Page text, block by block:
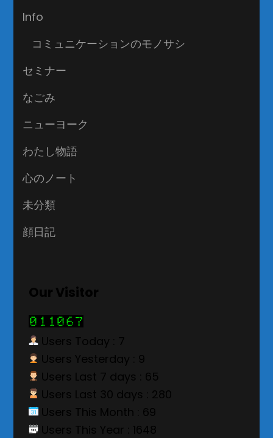
Info
コミュニケーションのモノサシ
セミナー
なごみ
ニューヨーク
わたし物語
心のノート
未分類
顔日記
Our Visitor
Users Today : 7
Users Yesterday : 9
Users Last 7 days : 65
Users Last 30 days : 280
Users This Month : 69
Users This Year : 1648